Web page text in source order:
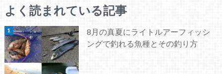
よく読まれている記事
8月の真夏にライトルアーフィッシ
ングで釣れる魚種とその釣り方